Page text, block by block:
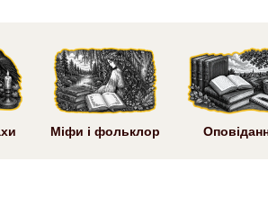
Міфи і фольклор